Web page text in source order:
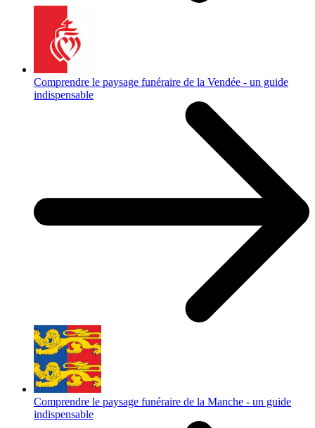
Comprendre le paysage funéraire de la Vendée - un guide
indispensable
Comprendre le paysage funéraire de la Manche - un guide
indispensable